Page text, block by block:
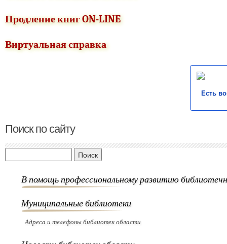
Продление книг ON-LINE
Виртуальная справка
Есть
Поиск по сайту
В помощь профессиональному развитию
Муниципальные библиотеки
Адреса и телефоны библиотек области